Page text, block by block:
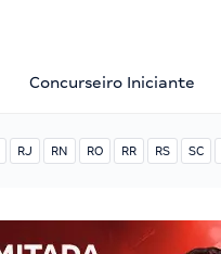
Concurseiro Iniciante
RJ RN RO RR RS SC